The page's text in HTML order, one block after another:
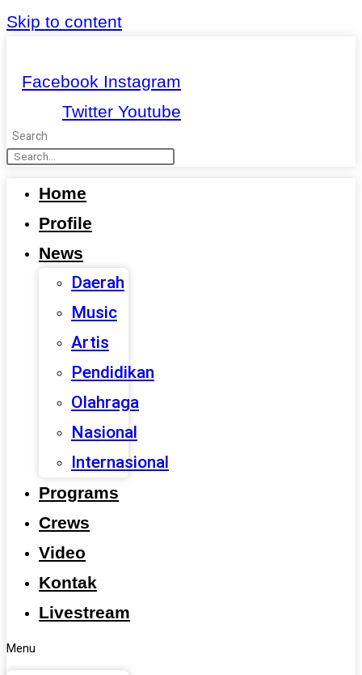
Skip to content
Facebook Instagram
Twitter Youtube
Search
Home
Profile
News
Daerah
Music
Artis
Pendidikan
Olahraga
Nasional
Internasional
Programs
Crews
Video
Kontak
Livestream
Menu